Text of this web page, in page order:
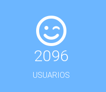
2096
USUARIOS